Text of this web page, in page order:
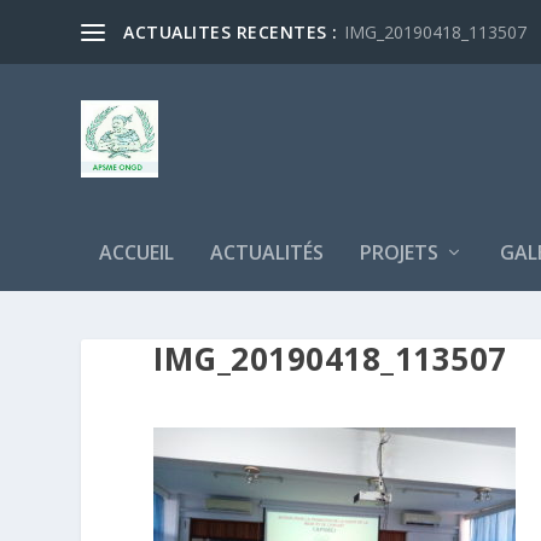
ACTUALITES RECENTES : IMG_20190418_113507
ACCUEIL ACTUALITÉS PROJETS
IMG_20190418_113507